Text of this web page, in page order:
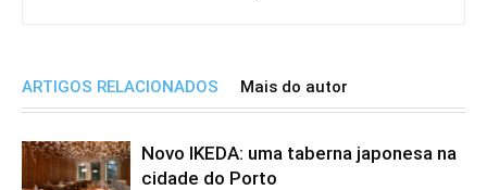
ARTIGOS RELACIONADOS Mais do autor
Novo IKEDA: uma taberna japonesa na
cidade do Porto